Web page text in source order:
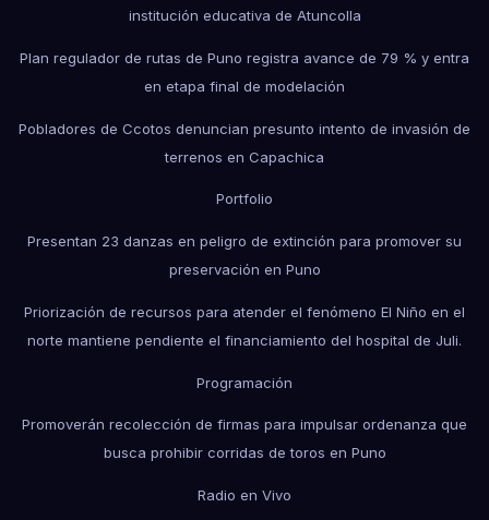
institución educativa de Atuncolla
Plan regulador de rutas de Puno registra avance de 79 % y entra
en etapa final de modelación
Pobladores de Ccotos denuncian presunto intento de invasión de
terrenos en Capachica
Portfolio
Presentan 23 danzas en peligro de extinción para promover su
preservación en Puno
Priorización de recursos para atender el fenómeno El Niño en el
norte mantiene pendiente el financiamiento del hospital de Juli.
Programación
Promoverán recolección de firmas para impulsar ordenanza que
busca prohibir corridas de toros en Puno
Radio en Vivo